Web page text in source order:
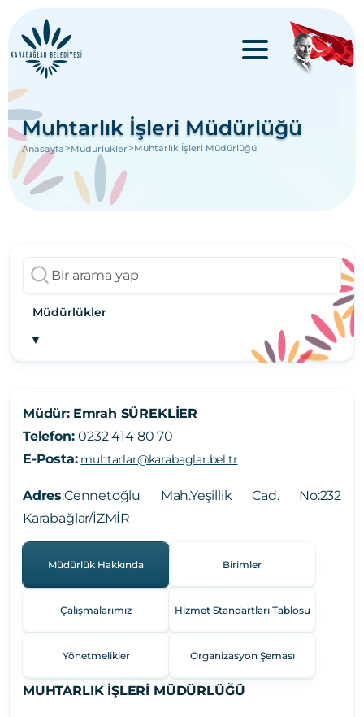
Muhtarlık İşleri Müdürlüğü
Anasayfa>Müdürlükler>Muhtarlık İşleri Müdürlüğü
Müdürlükler
▼
Müdür: Emrah SÜREKLİER
Telefon:0232 414 80 70
E-Posta: muhtarlar@karabaglar.bel.tr
Adres:Cennetoğlu Mah.Yeşillik Cad. No:232
Karabağlar/İZMİR
Müdürlük Hakkında Birimler
Çalışmalarımız Hizmet Standartları Tablosu
Yönetmelikler Organizasyon Şeması
MUHTARLIK İŞLERİ MÜDÜRLÜĞÜ